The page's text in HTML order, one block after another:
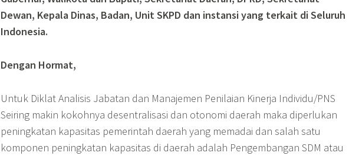
Dewan, Kepala Dinas, Badan, Unit SKPD dan instansi yang terkait di Seluruh
Indonesia.
Dengan Hormat,
Untuk Diklat Analisis Jabatan dan Manajemen Penilaian Kinerja Individu/PNS
Seiring makin kokohnya desentralisasi dan otonomi daerah maka diperlukan
peningkatan kapasitas pemerintah daerah yang memadai dan salah satu
komponen peningkatan kapasitas di daerah adalah Pengembangan SDM atau